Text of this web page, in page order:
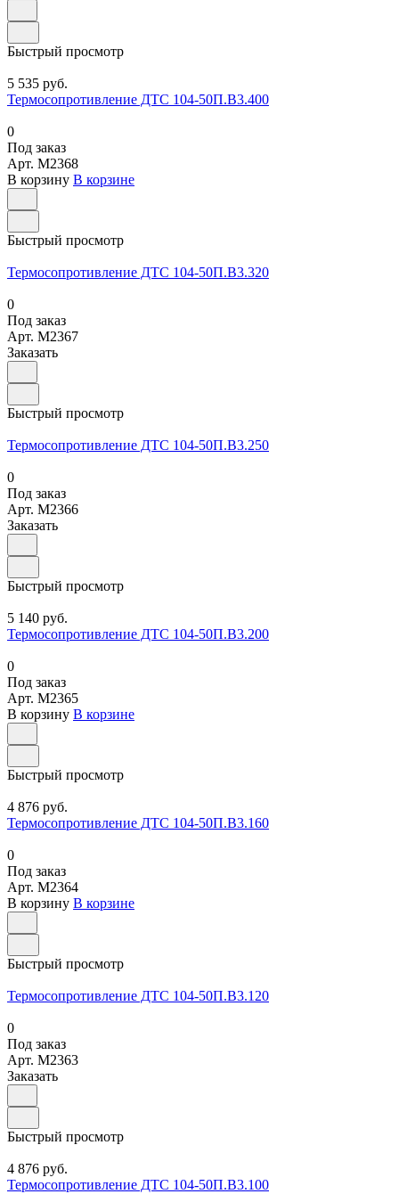
Быстрый просмотр
5 535 руб.
Термосопротивление ДТС 104-50П.В3.400
0
Под заказ
Арт. M2368
В корзину В корзине
Быстрый просмотр
Термосопротивление ДТС 104-50П.В3.320
0
Под заказ
Арт. M2367
Заказать
Быстрый просмотр
Термосопротивление ДТС 104-50П.В3.250
0
Под заказ
Арт. M2366
Заказать
Быстрый просмотр
5 140 руб.
Термосопротивление ДТС 104-50П.В3.200
0
Под заказ
Арт. M2365
В корзину В корзине
Быстрый просмотр
4 876 руб.
Термосопротивление ДТС 104-50П.В3.160
0
Под заказ
Арт. M2364
В корзину В корзине
Быстрый просмотр
Термосопротивление ДТС 104-50П.В3.120
0
Под заказ
Арт. M2363
Заказать
Быстрый просмотр
4 876 руб.
Термосопротивление ДТС 104-50П.В3.100